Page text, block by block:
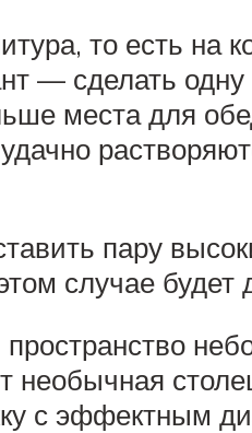
то есть на
— сделать одну
места для
пару
случае будет
необычная
с эффектным